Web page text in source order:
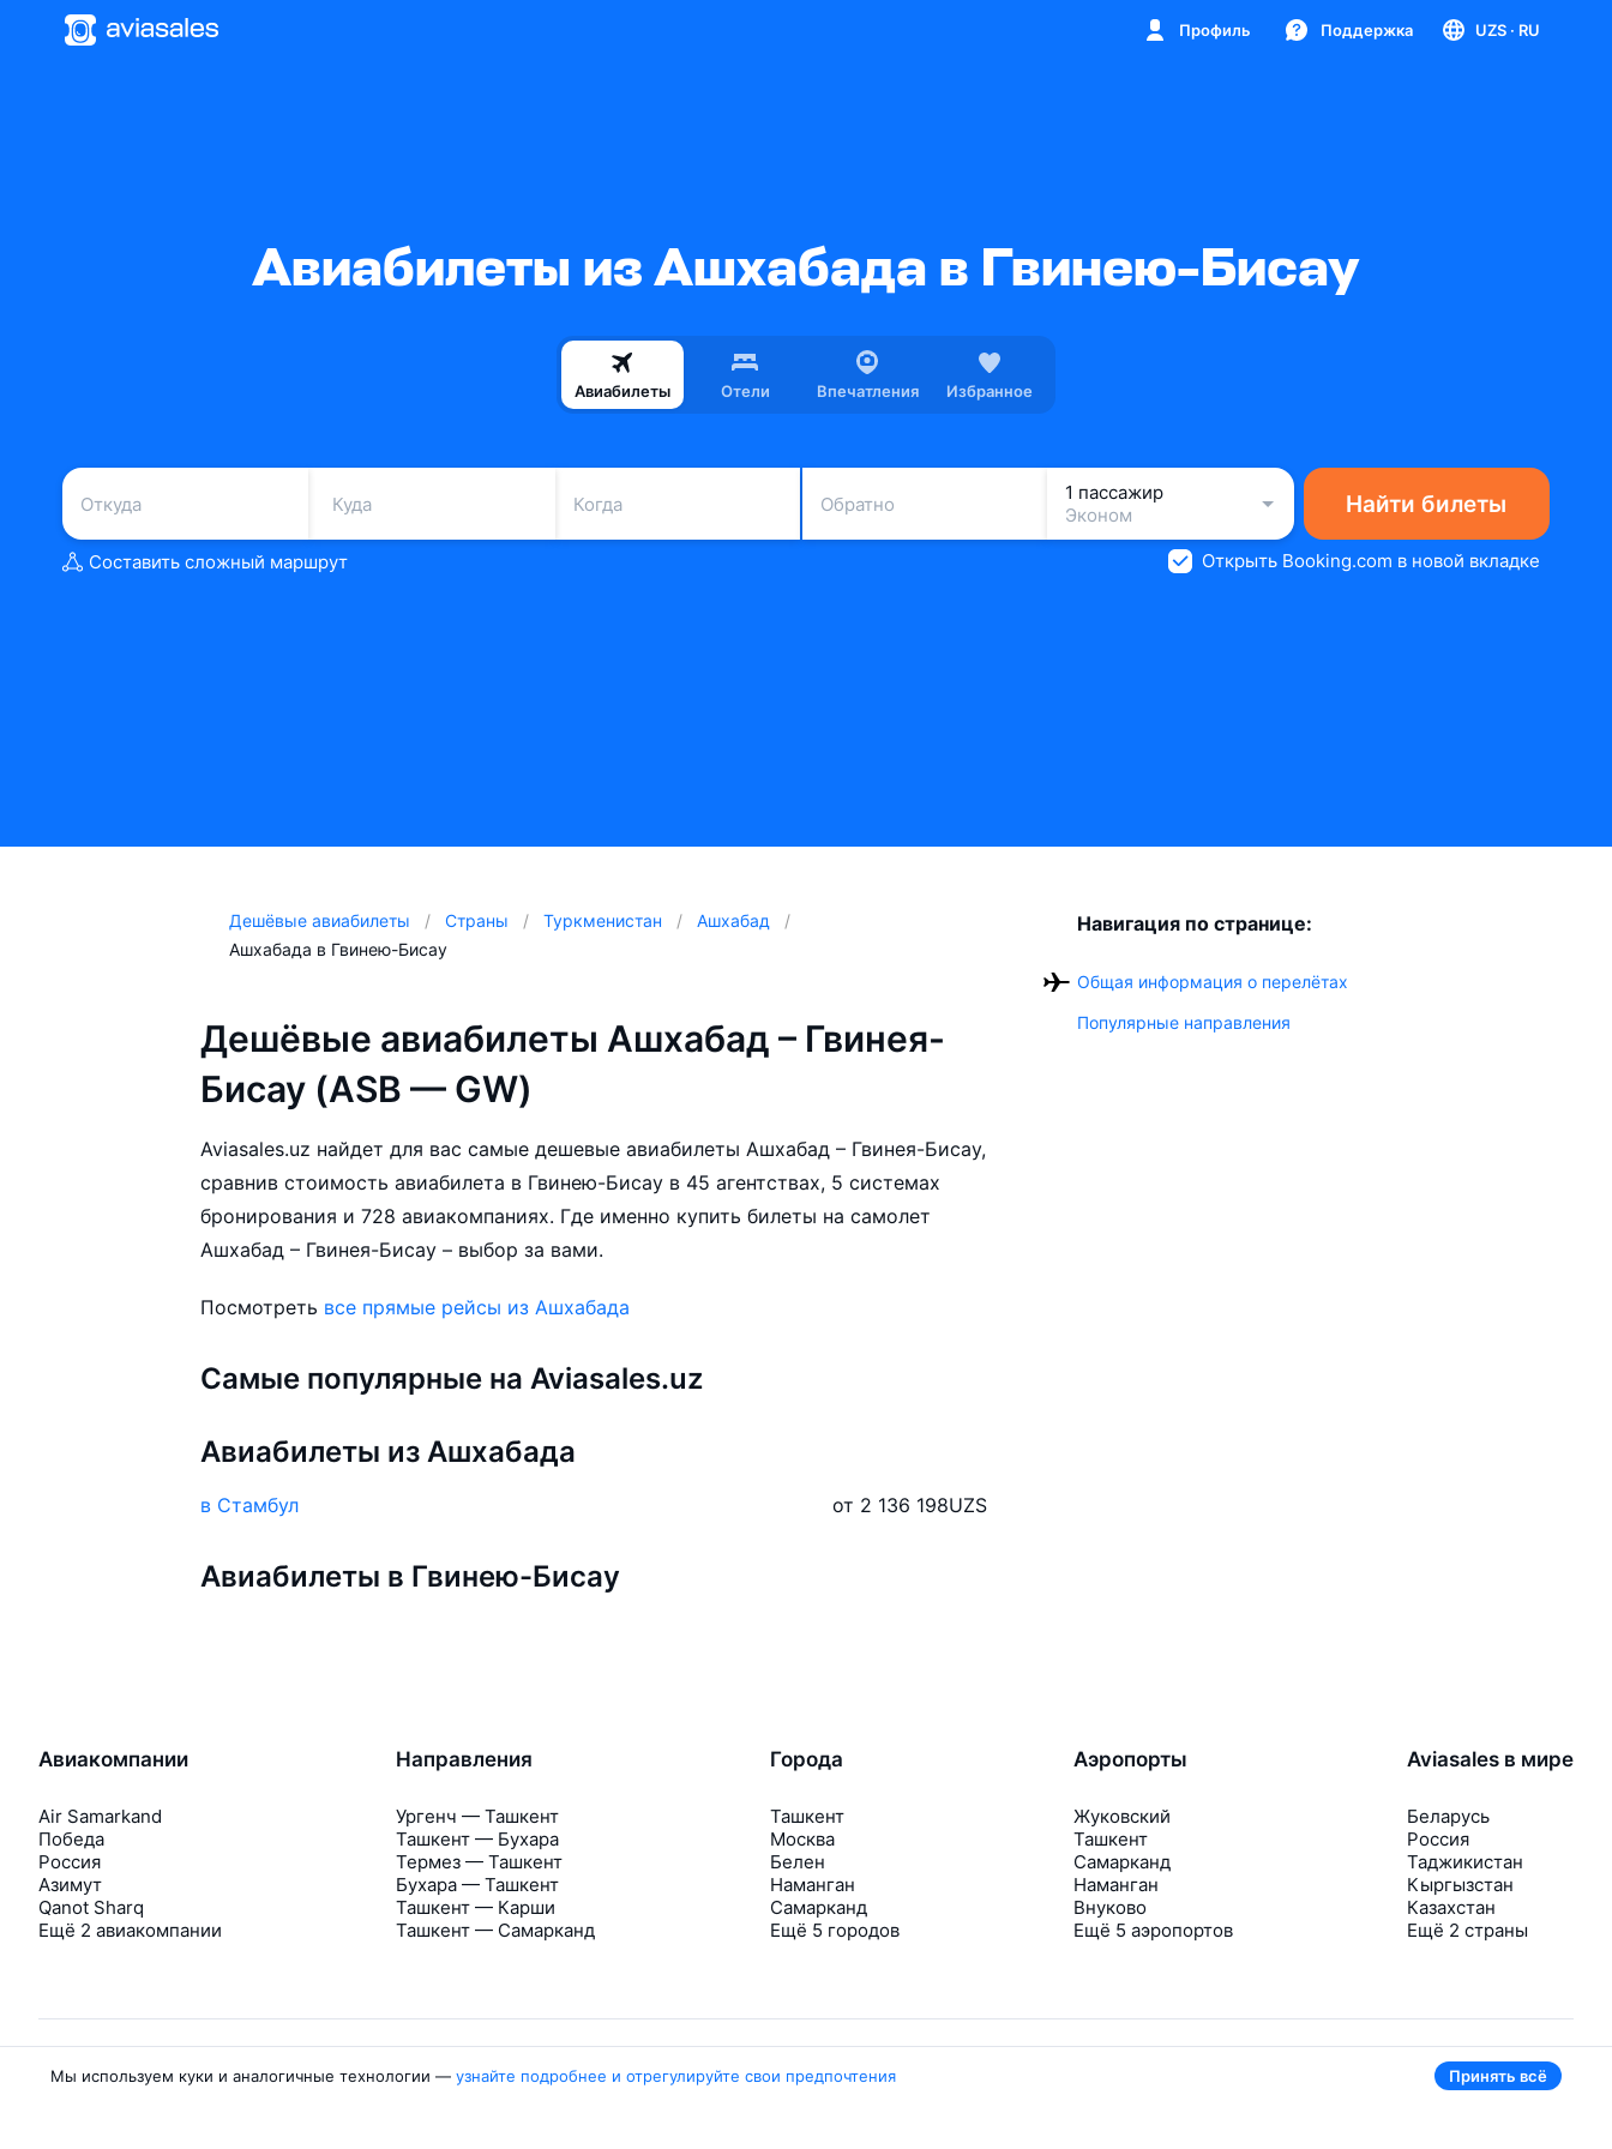
Профиль Поддержка UZS · RU
Авиабилеты из Ашхабада в Гвинею-Бисау
Авиабилеты Отели Впечатления Избранное
Когда Обратно
1 пассажир
Эконом
Найти билеты
Составить сложный маршрут Открыть Booking.com в новой вкладке
Дешёвые авиабилеты Страны Туркменистан
Ашхабад
Ашхабада в Гвинею-Бисау
Дешёвые авиабилеты Ашхабад – Гвинея-
Бисау (ASB — GW)
Aviasales.uz найдет для вас самые дешевые авиабилеты Ашхабад – Гвинея-Бисау,
сравнив стоимость авиабилета в Гвинею-Бисау в 45 агентствах, 5 системах
бронирования и 728 авиакомпаниях. Где именно купить билеты на самолет
Ашхабад – Гвинея-Бисау – выбор за вами.
Посмотреть все прямые рейсы из Ашхабада
Самые популярные на Aviasales.uz
Авиабилеты из Ашхабада
в Стамбул от 2 136 198UZS
Авиабилеты в Гвинею-Бисау
Навигация по странице:
Общая информация о перелётах
Популярные направления
Авиакомпании
Air Samarkand
Победа
Россия
Азимут
Qanot Sharq
Ещё 2 авиакомпании
Направления
Ургенч — Ташкент
Ташкент — Бухара
Термез — Ташкент
Бухара — Ташкент
Ташкент — Карши
Ташкент — Самарканд
Города
Ташкент
Москва
Белен
Наманган
Самарканд
Ещё 5 городов
Аэропорты
Жуковский
Ташкент
Самарканд
Наманган
Внуково
Ещё 5 аэропортов
Aviasales в мире
Беларусь
Россия
Таджикистан
Кыргызстан
Казахстан
Ещё 2 страны
Мы используем куки и аналогичные технологии — узнайте подробнее и отрегулируйте свои предпочтения Принять всё